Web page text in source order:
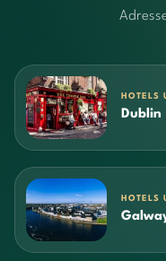
HOTELS
Dublin
HOTELS